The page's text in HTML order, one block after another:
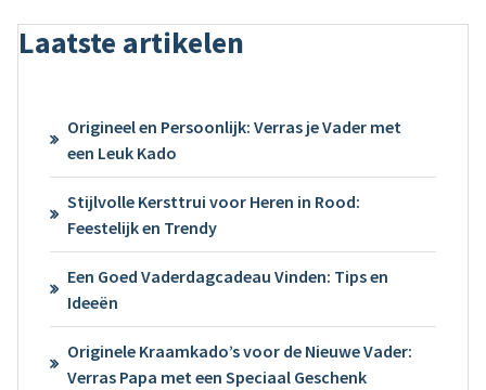
Laatste artikelen
Origineel en Persoonlijk: Verras je Vader met
een Leuk Kado
Stijlvolle Kersttrui voor Heren in Rood:
Feestelijk en Trendy
Een Goed Vaderdagcadeau Vinden: Tips en
Ideeën
Originele Kraamkado’s voor de Nieuwe Vader:
Verras Papa met een Speciaal Geschenk